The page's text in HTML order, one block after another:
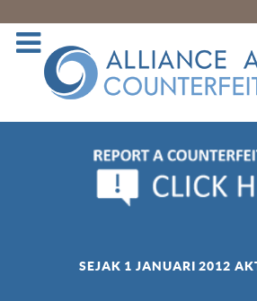
SEJAK 1 JANUARI 2012